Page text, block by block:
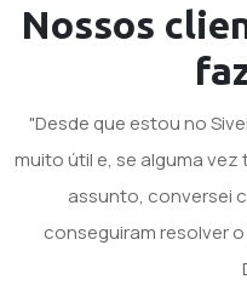
Nossos
"Desde que estou no
muito útil e, se alguma
assunto, conversei
conseguiram resolver